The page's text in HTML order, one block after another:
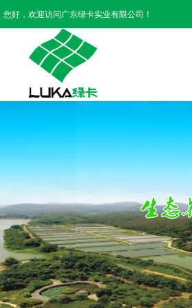
您好，欢迎访问广东绿卡实业有限公司！